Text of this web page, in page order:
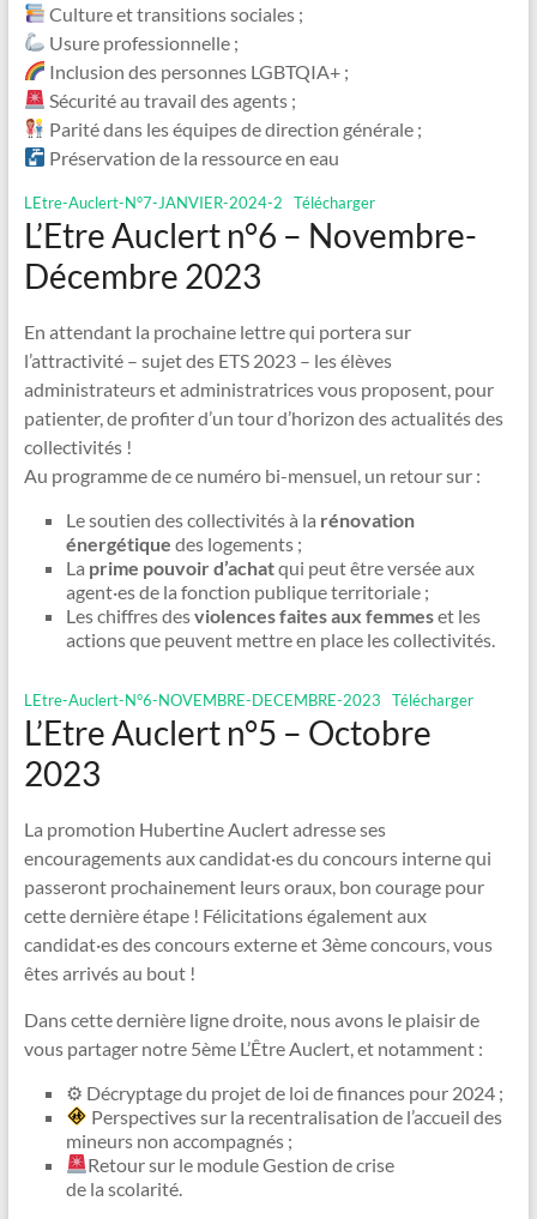
Culture et transitions sociales ;
Usure professionnelle ;
Inclusion des personnes LGBTQIA+ ;
Sécurité au travail des agents ;
Parité dans les équipes de direction générale ;
Préservation de la ressource en eau
LEtre-Auclert-N°7-JANVIER-2024-2 Télécharger
L’Etre Auclert n°6 – Novembre-
Décembre 2023
En attendant la prochaine lettre qui portera sur
l’attractivité – sujet des ETS 2023 – les élèves
administrateurs et administratrices vous proposent, pour
patienter, de profiter d’un tour d’horizon des actualités des
collectivités !
Au programme de ce numéro bi-mensuel, un retour sur :
Le soutien des collectivités à la rénovation
énergétique des logements ;
La prime pouvoir d’achatqui peut être versée aux
agent·es de la fonction publique territoriale ;
Les chiffres desviolences faites aux femmeset les
actions que peuvent mettre en place les collectivités.
LEtre-Auclert-N°6-NOVEMBRE-DECEMBRE-2023 Télécharger
L’Etre Auclert n°5 – Octobre
2023
La promotion Hubertine Auclert adresse ses
encouragements aux candidat·es du concours interne qui
passeront prochainement leurs oraux, bon courage pour
cette dernière étape ! Félicitations également aux
candidat·es des concours externe et 3ème concours, vous
êtes arrivés au bout !
Dans cette dernière ligne droite, nous avons le plaisir de
vous partager notre 5ème L’Être Auclert, et notamment :
⚙ Décryptage du projet de loi de finances pour 2024 ;
Perspectives sur la recentralisation de l’accueil des
mineurs non accompagnés ;
Retour sur le module Gestion de crise
de la scolarité.